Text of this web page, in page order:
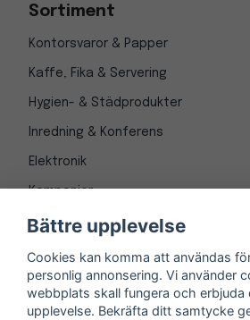
Sortiment
Kontorsvaror & Papper
Kaffe, Fika & Servering
Hygien- & Städprodukter
Inredning & Konferens
Elektronik
Kampanjer
Bättre upplevelse
Cookies kan komma att användas
personlig annonsering. Vi använder
webbplats skall fungera och erbjuda
upplevelse. Bekräfta ditt samtycke